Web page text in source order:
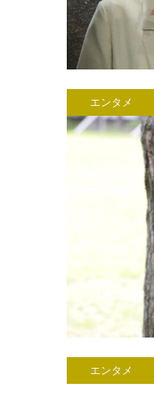
エンタメ
エンタメ